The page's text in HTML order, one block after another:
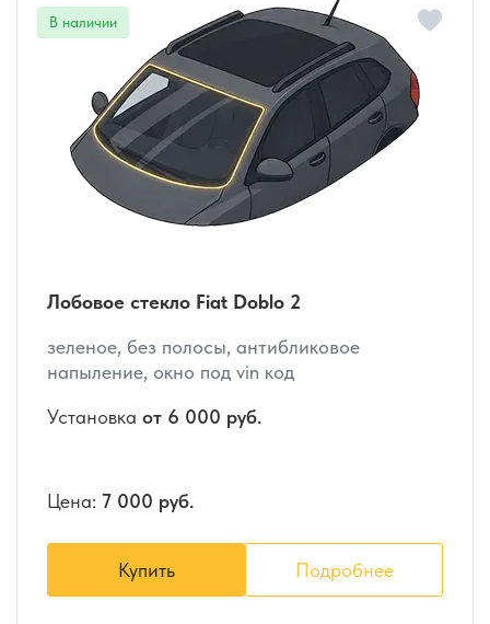
Лобовое стекло Fiat Doblo 2
зеленое, без полосы, антибликовое
напыление, окно под vin код
Установка от 6 000 руб.
Цена: 7 000 руб.
Купить Подробнее